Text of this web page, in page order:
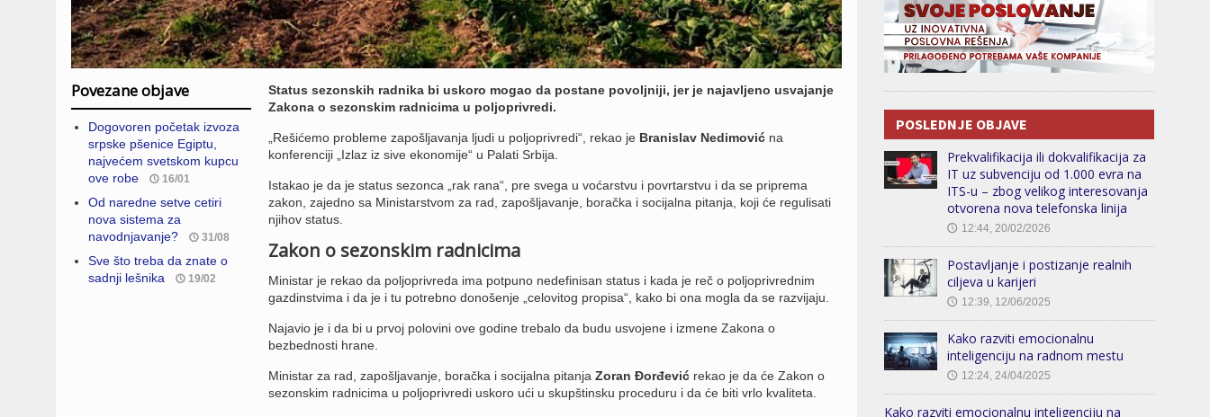
Povezane objave
Dogovoren početak izvoza
srpske pšenice Egiptu,
najvećem svetskom kupcu
ove robe
16/01
Od naredne setve cetiri
nova sistema za
navodnjavanje?
31/08
Sve što treba da znate o
sadnji lešnika
19/02
Status sezonskih radnika bi uskoro mogao da postane povoljniji, jer je najavljeno usvajanje
Zakona o sezonskim radnicima u poljoprivredi.
„Rešićemo probleme zapošljavanja ljudi u poljoprivredi“, rekao je Branislav Nedimovićna
konferenciji „Izlaz iz sive ekonomije“ u Palati Srbija.
Istakao je da je status sezonca „rak rana“, pre svega u voćarstvu i povrtarstvu i da se priprema
zakon, zajedno sa Ministarstvom za rad, zapošljavanje, boračka i socijalna pitanja, koji će regulisati
njihov status.
Zakon o sezonskim radnicima
Ministar je rekao da poljoprivreda ima potpuno nedefinisan status i kada je reč o poljoprivrednim
gazdinstvima i da je i tu potrebno donošenje „celovitog propisa“, kako bi ona mogla da se razvijaju.
Najavio je i da bi u prvoj polovini ove godine trebalo da budu usvojene i izmene Zakona o
bezbednosti hrane.
Ministar za rad, zapošljavanje, boračka i socijalna pitanja Zoran Đorđevićrekao je da će Zakon o
sezonskim radnicima u poljoprivredi uskoro ući u skupštinsku proceduru i da će biti vrlo kvaliteta.
POSLEDNJE OBJAVE
Prekvalifikacija ili dokvalifikacija za
IT uz subvenciju od 1.000 evra na
ITS-u – zbog velikog interesovanja
otvorena nova telefonska linija
🕔 12:44, 20/02/2026
Postavljanje i postizanje realnih
ciljeva u karijeri
🕔 12:39, 12/06/2025
Kako razviti emocionalnu
inteligenciju na radnom mestu
🕔 12:24, 24/04/2025
Kako razviti emocionalnu inteligenciju na